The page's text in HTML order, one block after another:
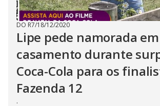
DO R7/18/12/2020
Lipe pede namorada em
casamento durante
Coca-Cola para os
Fazenda 12
.